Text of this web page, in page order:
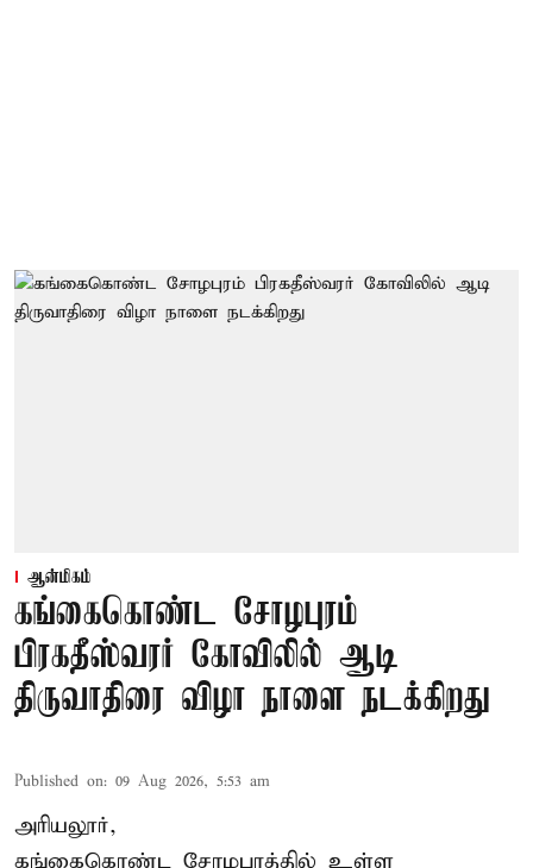
ஆன்மிகம்
கங்கைகொண்ட சோழபுரம்
பிரகதீஸ்வரர் கோவிலில் ஆடி
திருவாதிரை விழா நாளை நடக்கிறது
Published on: 09 Aug 2026, 5:53 am
அரியலூர்,
கங்கைகொண்ட சோழபுரத்தில் உள்ள